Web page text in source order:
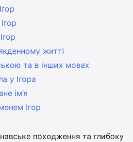
житті
та в інших мовах
у Ігора
ім’я
Ігор
походження та глибоку